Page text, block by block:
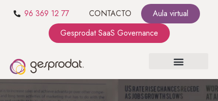
96 369 12 77 CONTACTO
Aula virtual
Gesprodat SaaS Governance